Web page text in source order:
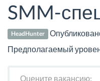
SMM-
HeadHunter
Предполагаемый
Оцените вакансию: